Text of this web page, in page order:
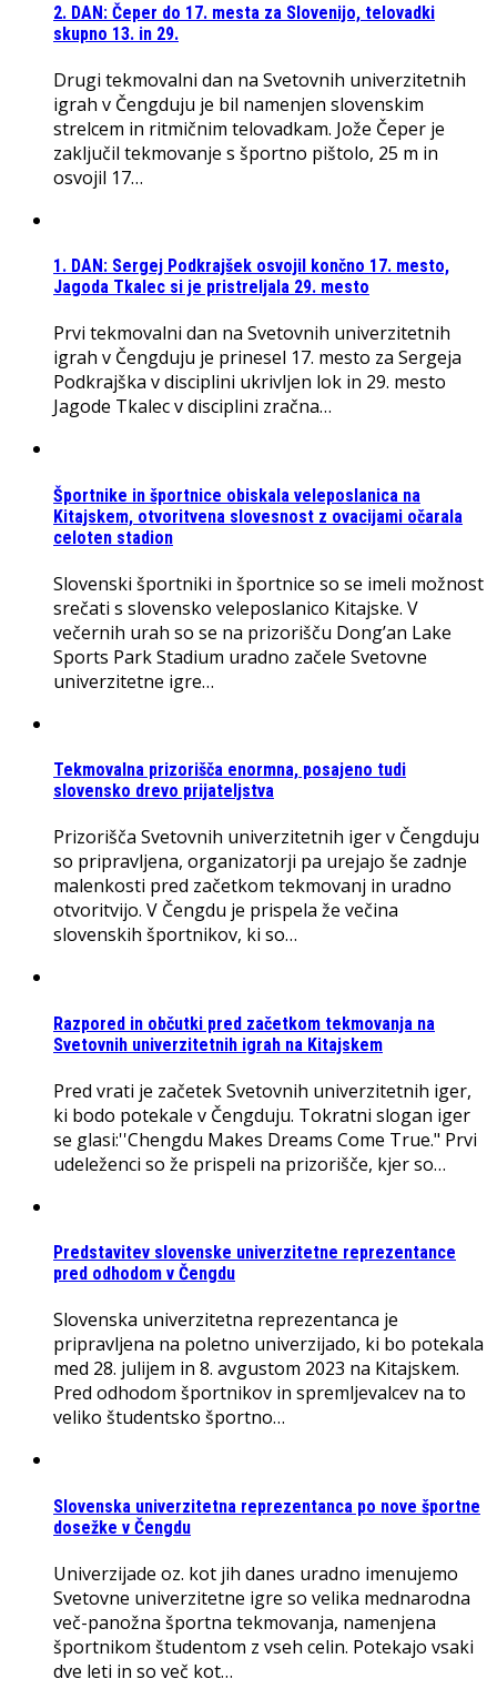
2. DAN: Čeper do 17. mesta za Slovenijo, telovadki
skupno 13. in 29.
Drugi tekmovalni dan na Svetovnih univerzitetnih
igrah v Čengduju je bil namenjen slovenskim
strelcem in ritmičnim telovadkam. Jože Čeper je
zaključil tekmovanje s športno pištolo, 25 m in
osvojil 17…
1. DAN: Sergej Podkrajšek osvojil končno 17. mesto,
Jagoda Tkalec si je pristreljala 29. mesto
Prvi tekmovalni dan na Svetovnih univerzitetnih
igrah v Čengduju je prinesel 17. mesto za Sergeja
Podkrajška v disciplini ukrivljen lok in 29. mesto
Jagode Tkalec v disciplini zračna…
Športnike in športnice obiskala veleposlanica na
Kitajskem, otvoritvena slovesnost z ovacijami očarala
celoten stadion
Slovenski športniki in športnice so se imeli možnost
srečati s slovensko veleposlanico Kitajske. V
večernih urah so se na prizorišču Dong’an Lake
Sports Park Stadium uradno začele Svetovne
univerzitetne igre…
Tekmovalna prizorišča enormna, posajeno tudi
slovensko drevo prijateljstva
Prizorišča Svetovnih univerzitetnih iger v Čengduju
so pripravljena, organizatorji pa urejajo še zadnje
malenkosti pred začetkom tekmovanj in uradno
otvoritvijo. V Čengdu je prispela že večina
slovenskih športnikov, ki so…
Razpored in občutki pred začetkom tekmovanja na
Svetovnih univerzitetnih igrah na Kitajskem
Pred vrati je začetek Svetovnih univerzitetnih iger,
ki bodo potekale v Čengduju. Tokratni slogan iger
se glasi:''Chengdu Makes Dreams Come True." Prvi
udeleženci so že prispeli na prizorišče, kjer so…
Predstavitev slovenske univerzitetne reprezentance
pred odhodom v Čengdu
Slovenska univerzitetna reprezentanca je
pripravljena na poletno univerzijado, ki bo potekala
med 28. julijem in 8. avgustom 2023 na Kitajskem.
Pred odhodom športnikov in spremljevalcev na to
veliko študentsko športno…
Slovenska univerzitetna reprezentanca po nove športne
dosežke v Čengdu
Univerzijade oz. kot jih danes uradno imenujemo
Svetovne univerzitetne igre so velika mednarodna
več-panožna športna tekmovanja, namenjena
športnikom študentom z vseh celin. Potekajo vsaki
dve leti in so več kot…